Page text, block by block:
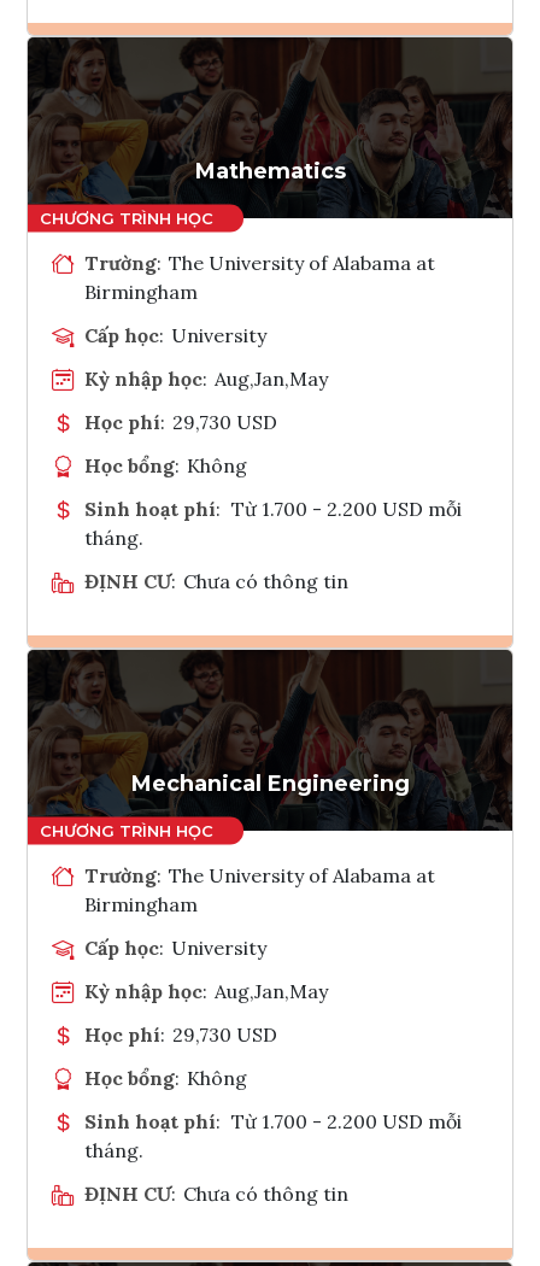
Ghi danh
Tham vấn Interlink
Mathematics
Trường: The University of Alabama at
Birmingham
Cấp học: University
Kỳ nhập học: Aug,Jan,May
Học phí: 29,730 USD
Học bổng: Không
Sinh hoạt phí: Từ 1.700 - 2.200 USD mỗi
tháng.
ĐỊNH CƯ: Chưa có thông tin
Ghi danh
Tham vấn Interlink
Mechanical Engineering
Trường: The University of Alabama at
Birmingham
Cấp học: University
Kỳ nhập học: Aug,Jan,May
Học phí: 29,730 USD
Học bổng: Không
Sinh hoạt phí: Từ 1.700 - 2.200 USD mỗi
tháng.
ĐỊNH CƯ: Chưa có thông tin